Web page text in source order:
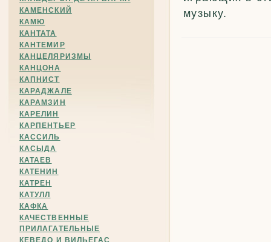
КАМЕНСКИЙ
КАМЮ
КАНТАТА
КАНТЕМИР
КАНЦЕЛЯРИЗМЫ
КАНЦОНА
КАПНИСТ
КАРАДЖАЛЕ
КАРАМЗИН
КАРЕЛИН
КАРПЕНТЬЕР
КАССИЛЬ
КАСЫДА
КАТАЕВ
КАТЕНИН
КАТРЕН
КАТУЛЛ
КАФКА
КАЧЕСТВЕННЫЕ
ПРИЛАГАТЕЛЬНЫЕ
КЕВЕДО И ВИЛЬЕГАС
музыку.